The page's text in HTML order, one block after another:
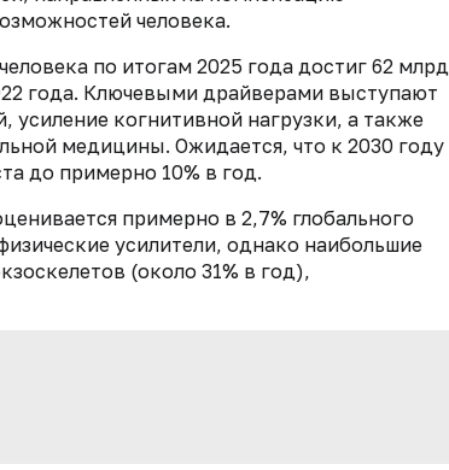
человека.
по итогам 2025 года достиг 62 млрд
года. Ключевыми драйверами выступают
усиление когнитивной нагрузки, а также
медицины. Ожидается, что к 2030 году
до примерно 10% в год.
примерно в 2,7% глобального
усилители, однако наибольшие
(около 31% в год),